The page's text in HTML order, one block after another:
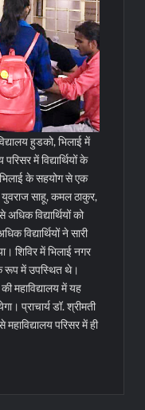
हुडको, भिलाई में
में विद्यार्थियों के
के सहयोग से एक
युवराज साहू, कमल ठाकुर,
विद्यार्थियों को
विद्यार्थियों ने सारी
शिविर में भिलाई नगर
रूप में उपस्थित थे।
महाविद्यालय में यह
प्राचार्य डॉ. श्रीमती
परिसर में ही